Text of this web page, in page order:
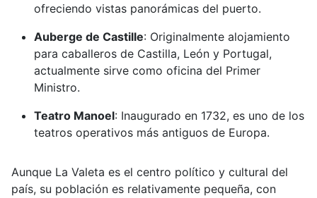
ofreciendo vistas panorámicas del puerto.
Auberge de Castille: Originalmente alojamiento
para caballeros de Castilla, León y Portugal,
actualmente sirve como oficina del Primer
Ministro.
Teatro Manoel: Inaugurado en 1732, es uno de los
teatros operativos más antiguos de Europa.
Aunque La Valeta es el centro político y cultural del
país, su población es relativamente pequeña, con